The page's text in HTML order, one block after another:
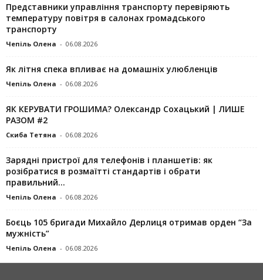
Представники управління транспорту перевіряють
температуру повітря в салонах громадського
транспорту
Чепіль Олена - 06.08.2026
Як літня спека впливає на домашніх улюбленців
Чепіль Олена - 06.08.2026
ЯК КЕРУВАТИ ГРОШИМА? Олександр Сохацький | ЛИШЕ
РАЗОМ #2
Скиба Тетяна - 06.08.2026
Зарядні пристрої для телефонів і планшетів: як
розібратися в розмаїтті стандартів і обрати
правильний...
Чепіль Олена - 06.08.2026
Боєць 105 бригади Михайло Дерлиця отримав орден “За
мужність”
Чепіль Олена - 06.08.2026